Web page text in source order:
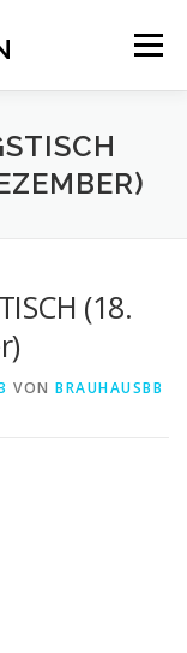
Menü
(18.
VON BRAUHAUSBB